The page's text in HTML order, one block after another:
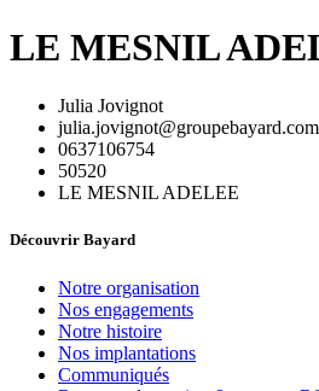
LE MESNIL
Julia Jovignot
julia.jovignot@groupebayard.com
0637106754
50520
LE MESNIL ADELEE
Découvrir Bayard
Notre organisation
Nos engagements
Notre histoire
Nos implantations
Communiqués